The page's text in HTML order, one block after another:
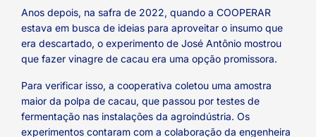
Anos depois, na safra de 2022, quando a COOPERAR
estava em busca de ideias para aproveitar o insumo que
era descartado, o experimento de José Antônio mostrou
que fazer vinagre de cacau era uma opção promissora.
Para verificar isso, a cooperativa coletou uma amostra
maior da polpa de cacau, que passou por testes de
fermentação nas instalações da agroindústria. Os
experimentos contaram com a colaboração da engenheira